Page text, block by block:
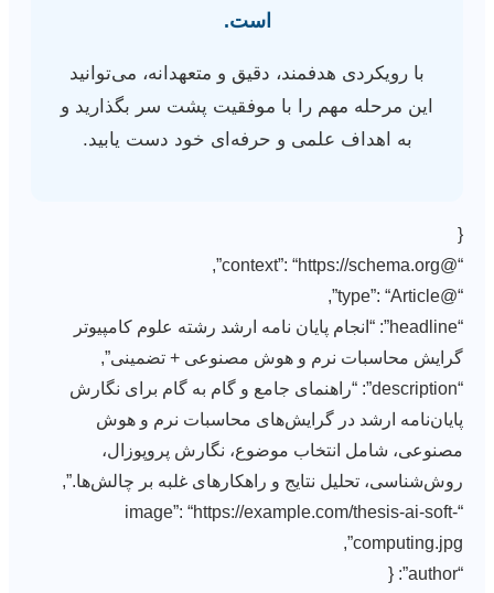
است.
با رویکردی هدفمند، دقیق و متعهدانه، می‌توانید
این مرحله مهم را با موفقیت پشت سر بگذارید و
به اهداف علمی و حرفه‌ای خود دست یابید.
{
“@context”: “https://schema.org”,
“@type”: “Article”,
“headline”: “انجام پایان نامه ارشد رشته علوم کامپیوتر
گرایش محاسبات نرم و هوش مصنوعی + تضمینی”,
“description”: “راهنمای جامع و گام به گام برای نگارش
پایان‌نامه ارشد در گرایش‌های محاسبات نرم و هوش
مصنوعی، شامل انتخاب موضوع، نگارش پروپوزال،
روش‌شناسی، تحلیل نتایج و راهکارهای غلبه بر چالش‌ها.”,
“image”: “https://example.com/thesis-ai-soft-
computing.jpg”,
“author”: {